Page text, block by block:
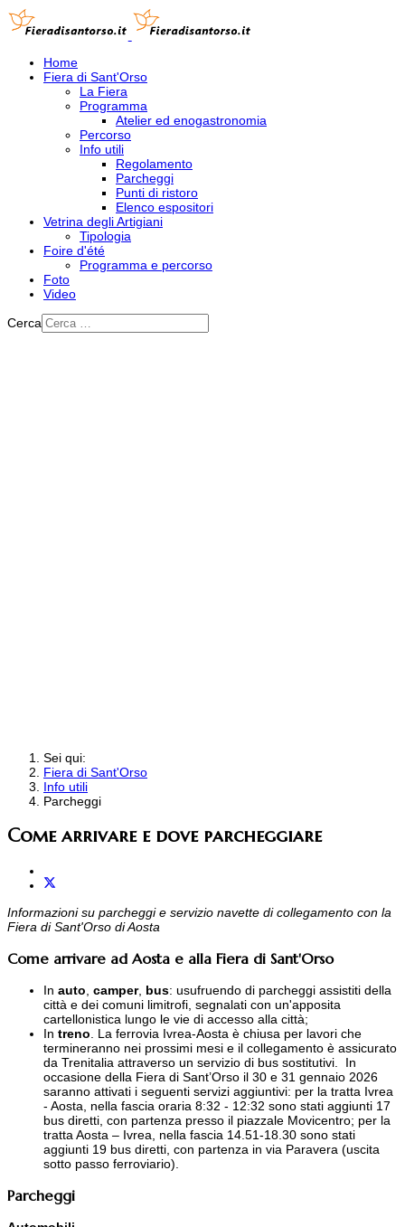
Home
Fiera di Sant'Orso
La Fiera
Programma
Atelier ed enogastronomia
Percorso
Info utili
Regolamento
Parcheggi
Punti di ristoro
Elenco espositori
Vetrina degli Artigiani
Tipologia
Foire d'été
Programma e percorso
Foto
Video
Cerca
Sei qui:
Fiera di Sant'Orso
Info utili
Parcheggi
Come arrivare e dove parcheggiare
Informazioni su parcheggi e servizio navette di collegamento con la
Fiera di Sant'Orso di Aosta
Come arrivare ad Aosta e alla Fiera di Sant'Orso
In auto camper, bus: usufruendo di parcheggi assistiti della
città e dei comuni limitrofi, segnalati con un'apposita
cartellonistica lungo le vie di accesso alla città;
In treno . La ferrovia Ivrea-Aosta è chiusa per lavori che
termineranno nei prossimi mesi e il collegamento è assicurato
da Trenitalia attraverso un servizio di bus sostitutivi. In
occasione della Fiera di Sant’Orso il 30 e 31 gennaio 2026
saranno attivati i seguenti servizi aggiuntivi: per la tratta Ivrea
- Aosta, nella fascia oraria 8:32 - 12:32 sono stati aggiunti 17
bus diretti, con partenza presso il piazzale Movicentro; per la
tratta Aosta – Ivrea, nella fascia 14.51-18.30 sono stati
aggiunti 19 bus diretti, con partenza in via Paravera (uscita
sotto passo ferroviario).
Parcheggi